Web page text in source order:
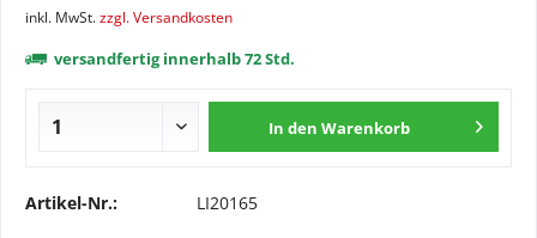
inkl. MwSt.zzgl. Versandkosten
versandfertig innerhalb 72 Std.
In den Warenkorb
Artikel-Nr.: LI20165